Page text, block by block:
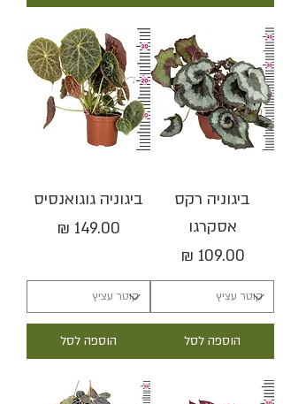
ביגוניה רקס
אסקרגו
מחיר
הוספה לסל
ביגוניה גוגואנסיס
מחיר
הוספה לסל